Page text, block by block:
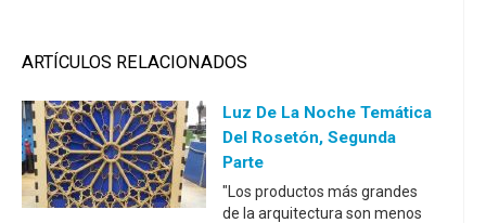
ARTÍCULOS RELACIONADOS
Luz De La Noche Temática
Del Rosetón, Segunda
Parte
"Los productos más grandes
de la arquitectura son menos